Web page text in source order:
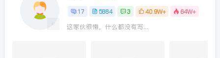
17 5884 3 40.9W+
64W+
这家伙很懒，什么都没有写...